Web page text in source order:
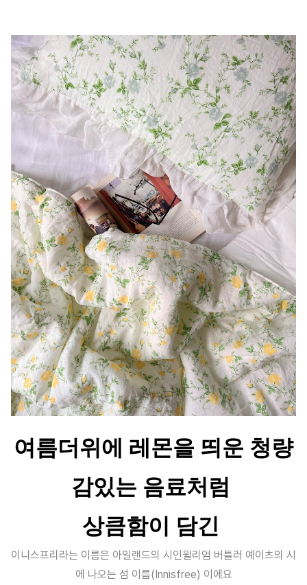
여름더위에 레몬을 띄운 청량
감있는 음료처럼
상큼함이 담긴
이니스프리라는 이름은 아일랜드의 시인윌리엄 버틀러 예이츠의 시
에 나오는 섬 이름(Innisfree) 이에요